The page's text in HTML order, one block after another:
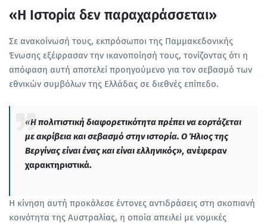
«Η Ιστορία δεν παραχαράσσεται»
Σε ανακοίνωσή τους, εκπρόσωποι της Παμμακεδονικής
Ένωσης εξέφρασαν την ικανοποίησή τους, τονίζοντας ότι η
απόφαση αυτή αποτελεί προηγούμενο για τον σεβασμό των
εθνικών συμβόλων της Ελλάδας σε διεθνές επίπεδο.
«Η πολιτιστική διαφορετικότητα πρέπει να εορτάζεται
με ακρίβεια και σεβασμό στην ιστορία. Ο Ήλιος της
Βεργίνας είναι ένας και είναι ελληνικός», ανέφεραν
χαρακτηριστικά.
Η κίνηση αυτή προκάλεσε έντονες αντιδράσεις στη σκοπιανή
κοινότητα της Αυστραλίας, η οποία απειλεί με νομικές